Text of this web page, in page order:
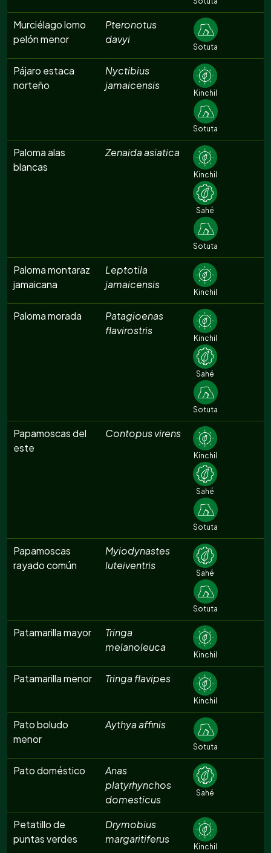
Murciélago lomo
pelón menor
Pteronotus
davyi
Sotuta
Pájaro estaca
norteño
Nyctibius
jamaicensis
Kinchil
Sotuta
Paloma alas
blancas
Zenaida asiatica
Kinchil
Sahé
Sotuta
Paloma montaraz
jamaicana
Leptotila
jamaicensis
Kinchil
Paloma morada
Patagioenas
flavirostris
Kinchil
Sahé
Sotuta
Papamoscas del
este
Contopus virens
Kinchil
Sahé
Sotuta
Papamoscas
rayado común
Myiodynastes
luteiventris
Sahé
Sotuta
Patamarilla mayor
Tringa
melanoleuca
Kinchil
Patamarilla menor Tringa flavipes
Kinchil
Pato boludo
menor
Aythya affinis
Sotuta
Pato doméstico
Anas
platyrhynchos
domesticus
Sahé
Petatillo de
puntas verdes
Drymobius
margaritiferus
Kinchil